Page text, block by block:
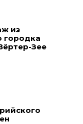
из
городка
Зее